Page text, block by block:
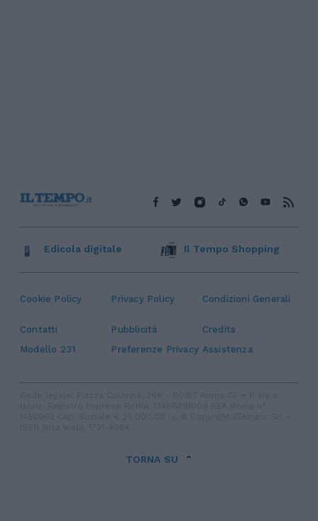
Cookie Policy Privacy Policy Condizioni Generali
Contatti Pubblicità
Credits
Modello 231
Preferenze Privacy Assistenza
Edicola digitale Il Tempo Shopping
TORNA SU